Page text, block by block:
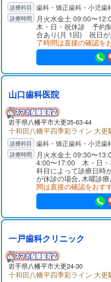
歯科・矯正歯科・小児歯
月火水金土 09:00〜
木・日・祝休診 予約
合あり(月 1回) 祝日
了時間は直接の確認を
山口歯科医院
岩手県八幡平市大更35-63-44
十和田八幡平四季彩ライン 大更
歯科・矯正歯科・小児歯
月火水金土 09:30〜
4:00〜17:00 木・日
科目によって診療日
が休診の場合､木曜診
間は直接の確認をおす
一戸歯科クリニック
岩手県八幡平市大更24-30
十和田八幡平四季彩ライン 大更